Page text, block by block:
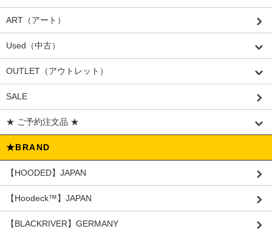
ART（アート）
Used（中古）
OUTLET（アウトレット）
SALE
★ ご予約注文品 ★
★BRAND
【HOODED】JAPAN
【Hoodeck™️】JAPAN
【BLACKRIVER】GERMANY